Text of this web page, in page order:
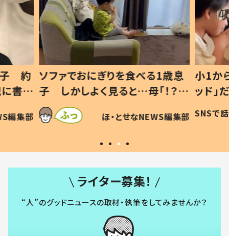
歳息
？」
編集部
小1から不登校、息子は「ギフテ
ッド」だった 父が“ウチ給食”を
作り続ける理由とは #令和の親
#令和の子
SNSで話題 ほ・とせなNEWS編集部
ひ孫
が、抱
「涙
い」
ライター募集！
“人”のグッドニュースの取材・執筆をしてみませんか？